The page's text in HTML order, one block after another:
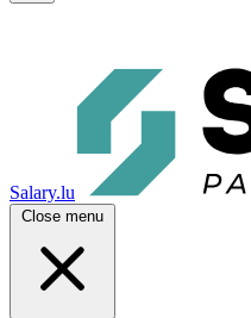
Salary.lu
Close menu